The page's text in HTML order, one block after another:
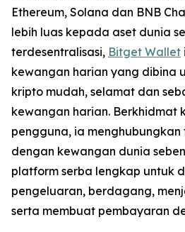
Ethereum, Solana dan BNB
lebih luas kepada aset dunia
terdesentralisasi, Bitget Wallet
kewangan harian yang dibina
kripto mudah, selamat dan
kewangan harian. Berkhidmat
pengguna, ia
dengan kewangan dunia
platform serba lengkap untuk
pengeluaran, berdagang,
serta membuat pembayaran